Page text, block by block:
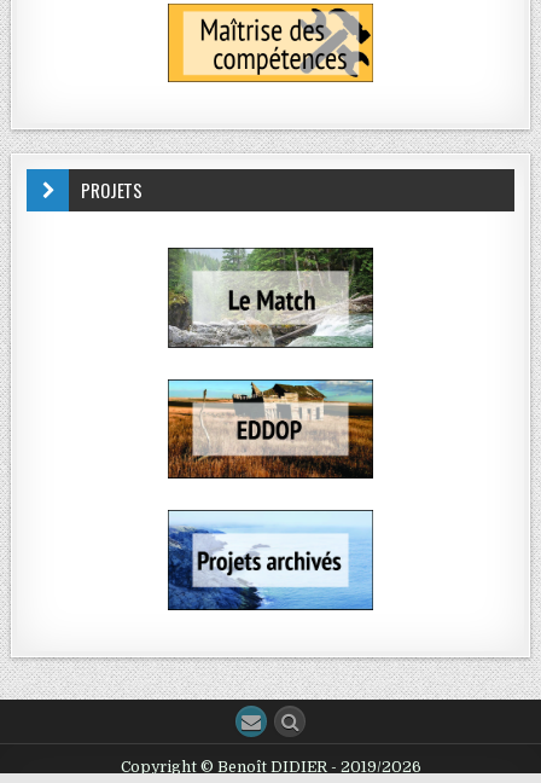
PROJETS
Copyright © Benoît DIDIER - 2019/2026